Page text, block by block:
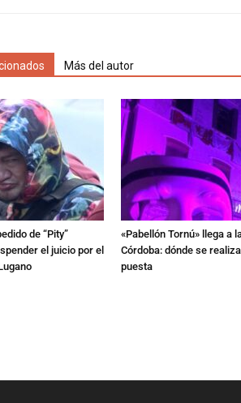
Más del autor
de “Pity”
el juicio por el
«Pabellón Tornú» llega a
Córdoba: dónde se
puesta